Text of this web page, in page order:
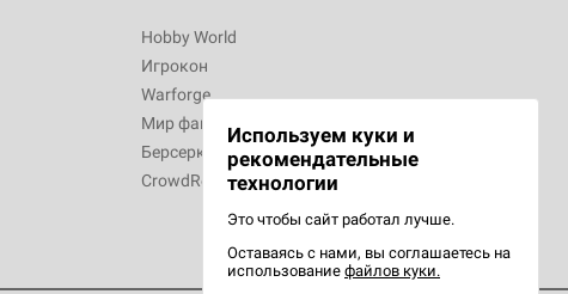
Hobby World
Игрокон
Warforge
Мир фантастики
Берсерк
CrowdRepublic
Используем куки и
рекомендательные
технологии
Это чтобы сайт работал лучше.
Оставаясь с нами, вы соглашаетесь на
использование файлов куки.